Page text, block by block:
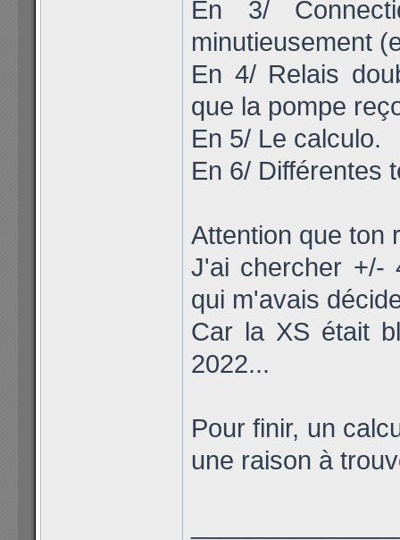
En 3/
minutieusement
En 4/ Relais
que la pompe
En 5/ Le calculo.
En 6/ Différentes
Attention que ton
J'ai chercher +/-
qui m'avais
Car la XS était
2022...
Pour finir, un
une raison à